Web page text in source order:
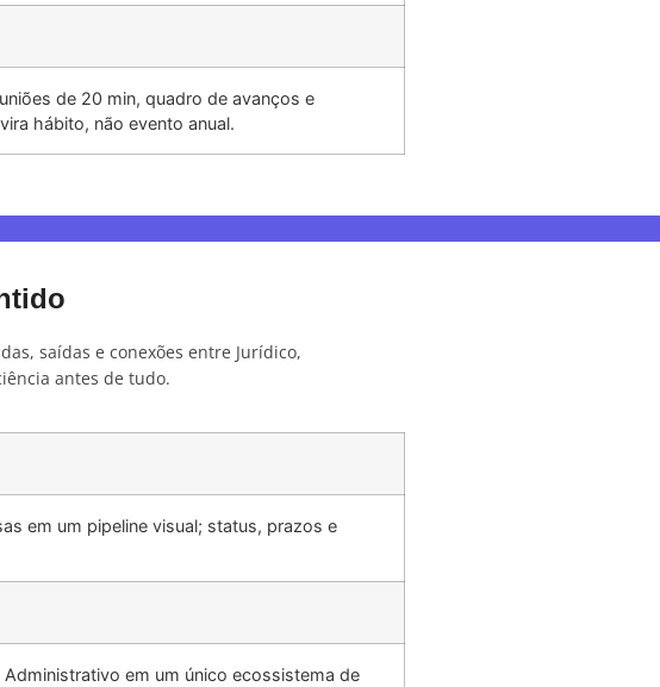
de 20 min, quadro de avanços e
hábito, não evento anual.
saídas e conexões entre Jurídico,
antes de tudo.
em um pipeline visual; status, prazos e
em um único ecossistema de